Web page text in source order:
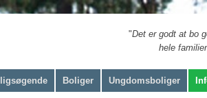
"Det er godt at bo
hele
Boliger Ungdomsboliger